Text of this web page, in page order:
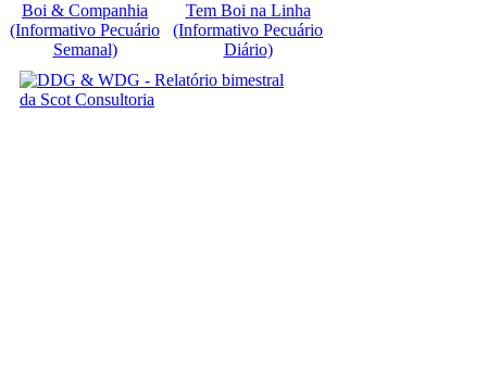
Boi & Companhia
(Informativo Pecuário
Semanal)
Tem Boi na Linha
(Informativo Pecuário
Diário)